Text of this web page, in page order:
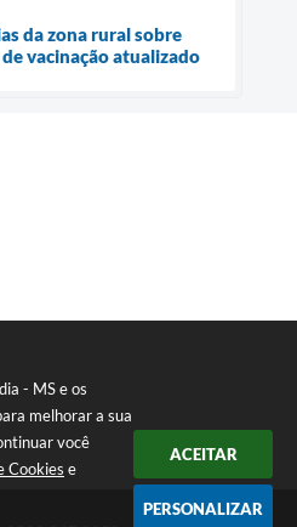
- MS e os
melhorar a sua
você
Cookies e
ACEITAR
PERSONALIZAR
da zona rural sobre
vacinação atualizado